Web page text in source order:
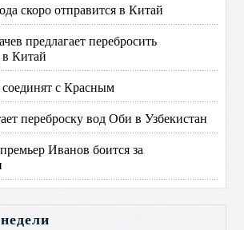
скоро отправится в Китай
предлагает перебросить
Китай
с Красным
переброску вод Оби в Узбекистан
Иванов боится за